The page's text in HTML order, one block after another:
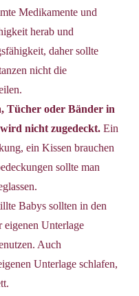
Medikamente und
herab und
daher sollte
nicht die
Tücher oder Bänder in
nicht zugedeckt. Ein
ein Kissen brauchen
sollte man
Babys sollten in den
eigenen Unterlage
Auch
Unterlage schlafen,